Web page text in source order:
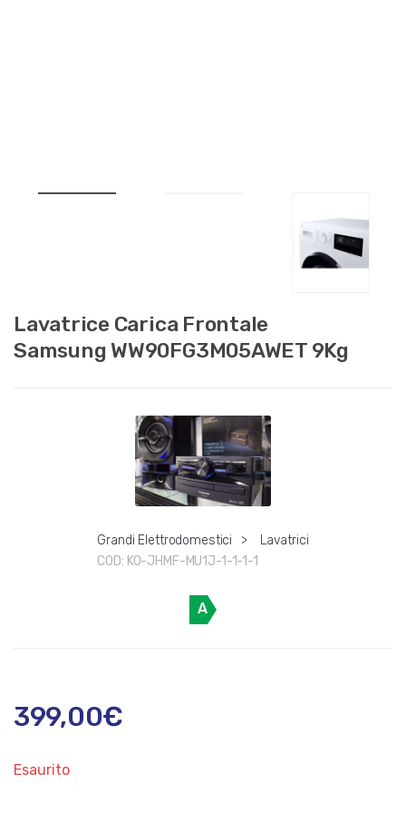
Lavatrice Carica Frontale
Samsung WW90FG3M05AWET 9Kg
Grandi Elettrodomestici >
Lavatrici
COD: KO-JHMF-MU1J-1-1-1-1
A
399,00€
Esaurito